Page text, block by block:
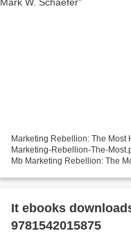
Marketing Rebellion: The Most
Marketing-Rebellion-The-
Mb Marketing Rebellion: The
It ebooks
9781542015875